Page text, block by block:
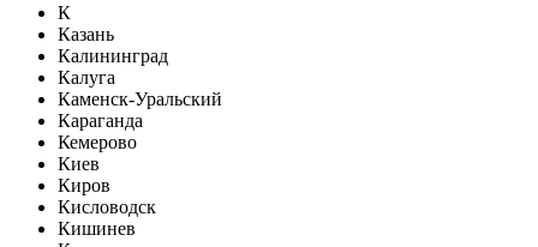
К
Казань
Калининград
Калуга
Каменск-Уральский
Караганда
Кемерово
Киев
Киров
Кисловодск
Кишинев